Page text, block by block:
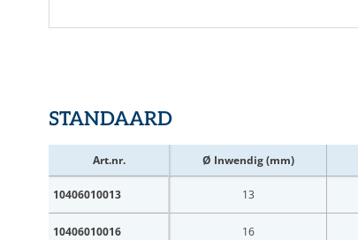
STANDAARD
Art.nr. Ø Inwendig (mm)
10406010013 13
10406010016 16